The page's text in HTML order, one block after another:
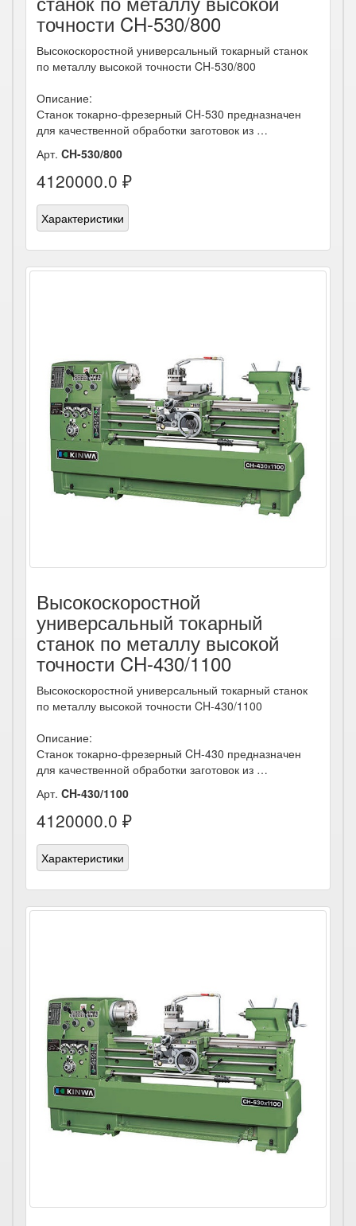
точности CH-530/800
Высокоскоростной универсальный токарный станок
по металлу высокой точности CH-530/800
Описание:
Станок токарно-фрезерный CH-530 предназначен
для качественной обработки заготовок из …
Арт. CH-530/800
4120000.0 ₽
Характеристики
Высокоскоростной
универсальный токарный
станок по металлу высокой
точности CH-430/1100
Высокоскоростной универсальный токарный станок
по металлу высокой точности CH-430/1100
Описание:
Станок токарно-фрезерный CH-430 предназначен
для качественной обработки заготовок из …
Арт. CH-430/1100
4120000.0 ₽
Характеристики